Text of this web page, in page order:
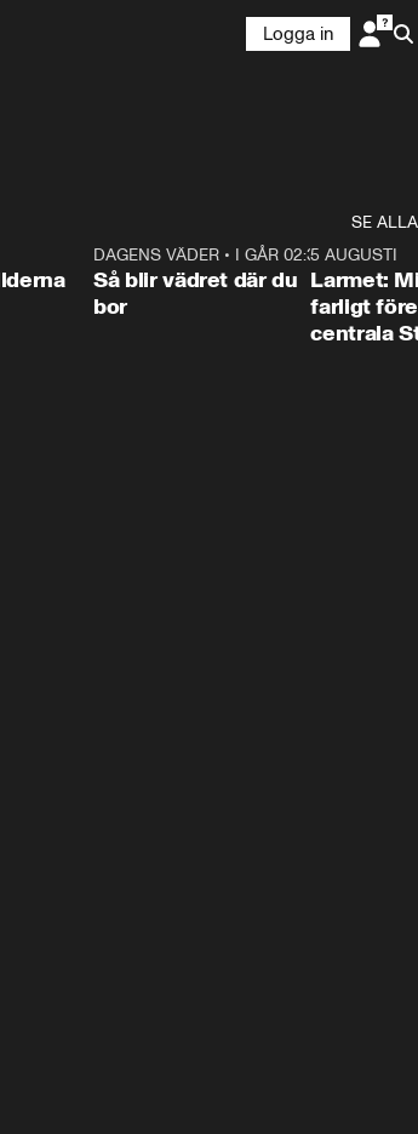
Logga in
SE ALLA
1:06
DAGENS VÄDER • I GÅR 02:30
Så blir vädret där du
bor
5 AUGUSTI
Larmet:
farligt
centrala